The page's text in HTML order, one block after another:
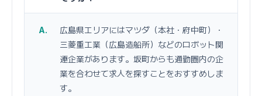
広島県エリアにはマツダ（本社・府中町）・
三菱重工業（広島造船所）などのロボット関
連企業があります。坂町からも通勤圏内の企
業を合わせて求人を探すことをおすすめしま
す。